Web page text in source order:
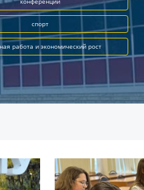
спорт
работа и экономический рост